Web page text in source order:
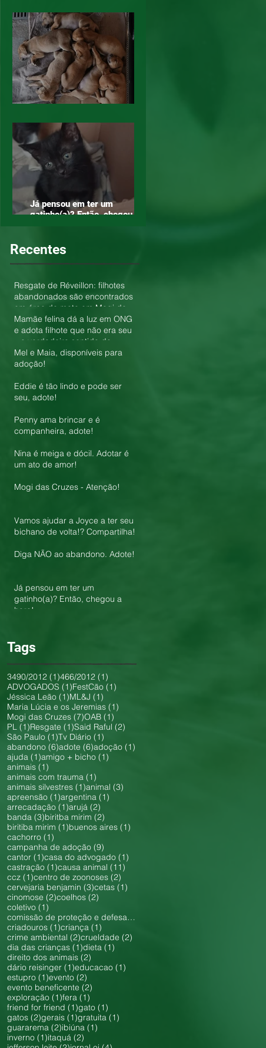
Já pensou em ter um
gatinho(a)? Então, chegou a
Recentes
Resgate de Réveillon: filhotes
abandonados são encontrados
em área de mata em Mogi das
Cruzes
Mamãe felina dá a luz em ONG
e adota filhote que não era seu
– o verdadeiro sentido do
amor!
Mel e Maia, disponíveis para
adoção!
Eddie é tão lindo e pode ser
seu, adote!
Penny ama brincar e é
companheira, adote!
Nina é meiga e dócil. Adotar é
um ato de amor!
Mogi das Cruzes - Atenção!
Vamos ajudar a Joyce a ter seu
bichano de volta!? Compartilha!
Diga NÃO ao abandono. Adote!
Já pensou em ter um
gatinho(a)? Então, chegou a
hora!
Tags
3490/2012 (1)1 post
466/2012 (1)
ADVOGADOS (1)1 post
FestCão (1)
Jéssica Leão (1)1 post
ML&J (1)
Maria Lúcia e os Jeremias (1)
Mogi das Cruzes (7)7 posts
OAB (1)
PL (1)1 post
Resgate (1)1 post
Said Raful (2)
São Paulo (1)1 post
Tv Diário (1)
abandono (6)6 posts
adote (6)6 posts
adoção (1)
ajuda (1)1 post
amigo + bicho (1)
animais (1)
animais com trauma (1)
animais silvestres (1)1 post
animal (3)
apreensão (1)1 post
argentina (1)
arrecadação (1)1 post
arujá (2)
banda (3)3 posts
biritba mirim (2)
biritiba mirim (1)1 post
buenos aires (1)
cachorro (1)
campanha de adoção (9)
cantor (1)1 post
casa do advogado (1)
castração (1)1 post
causa animal (11)
ccz (1)1 post
centro de zoonoses (2)
cervejaria benjamin (3)3 posts
cetas (1)
cinomose (2)2 posts
coelhos (2)
coletivo (1)
comissão de proteção e defesa dos animais
criadouros (1)1 post
criança (1)
crime ambiental (2)2 posts
crueldade (2)
dia das crianças (1)1 post
dieta (1)
direito dos animais (2)
dário reisinger (1)1 post
educacao (1)
estupro (1)1 post
evento (2)
evento beneficente (2)
exploração (1)1 post
fera (1)
friend for friend (1)1 post
gato (1)
gatos (2)2 posts
gerais (1)1 post
gratuita (1)
guararema (2)2 posts
ibiúna (1)
inverno (1)1 post
itaquá (2)